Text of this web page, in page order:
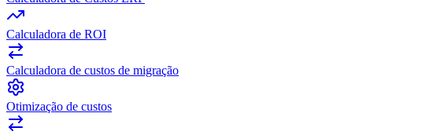
Calculadora de ROI
Calculadora de custos de migração
Otimização de custos